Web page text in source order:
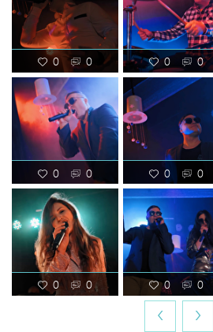
0 0 0 0
0 0 0 0
0 0 0 0
‹ ›